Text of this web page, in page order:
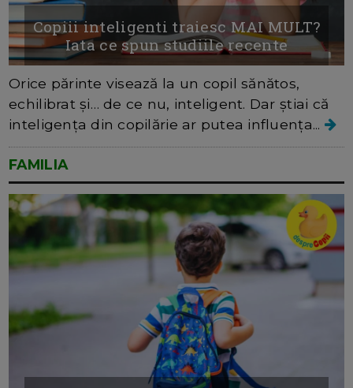
Copiii inteligenti traiesc MAI MULT?
Iata ce spun studiile recente
Orice părinte visează la un copil sănătos,
echilibrat și… de ce nu, inteligent. Dar știai că
inteligența din copilărie ar putea influența...
FAMILIA